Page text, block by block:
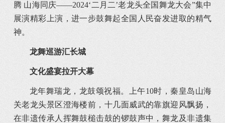
腾 山海同庆——2024‘二月二’老龙头全国舞龙大会”集中
展演精彩上演，进一步鼓舞起全国人民奋发进取的精气
神。
龙舞巡游汇长城
文化盛宴拉开大幕
龙年舞瑞龙，龙鼓颂祝福。上午10时，秦皇岛山海
关老龙头景区澄海楼前，十几面威武的靠旗迎风飘扬，
在非遗传承人挥舞鼓槌击鼓的锣鼓声中，舞龙及非遗集